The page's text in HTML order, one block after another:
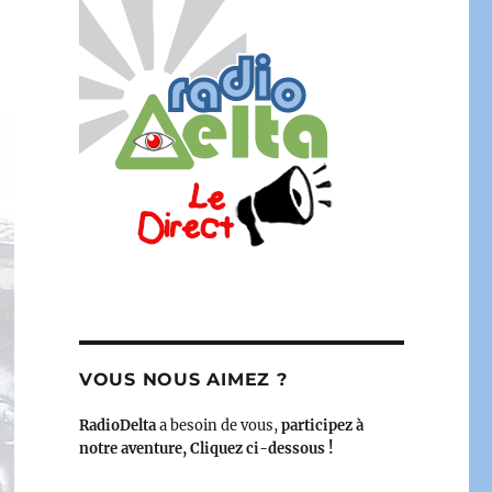
VOUS NOUS AIMEZ ?
RadioDeltaa besoin de vous,participez à
notre aventure, Cliquez ci-dessous !